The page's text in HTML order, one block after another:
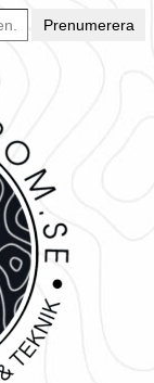
Prenumerera